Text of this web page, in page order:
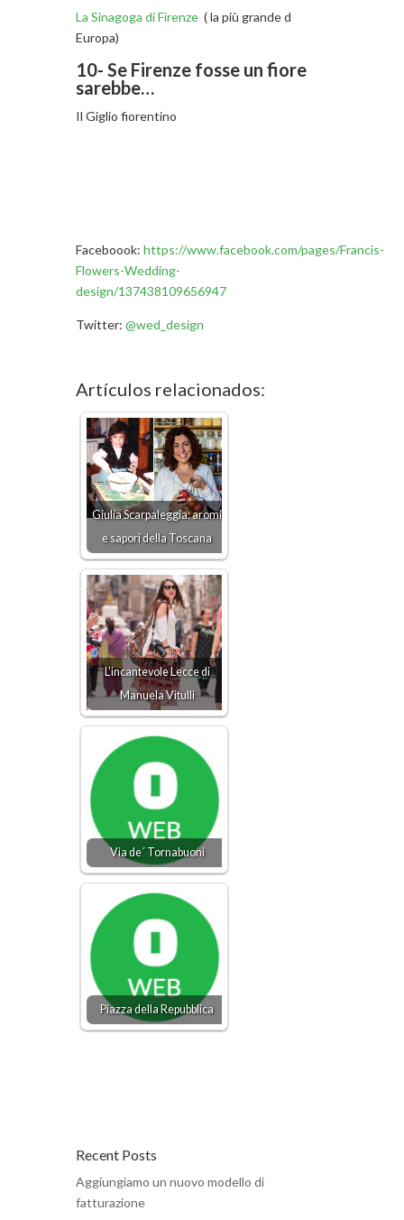
La Sinagoga di Firenze ( la più grande d
Europa)
10- Se Firenze fosse un fiore
sarebbe…
Il Giglio fiorentino
Faceboook: https://www.facebook.com/pages/Francis-
Flowers-Wedding-
design/137438109656947
Twitter: @wed_design
Artículos relacionados:
Giulia Scarpaleggia: aromi
e sapori della Toscana
L’incantevole Lecce di
Manuela Vitulli
Via de´ Tornabuoni
Piazza della Repubblica
Recent Posts
Aggiungiamo un nuovo modello di
fatturazione